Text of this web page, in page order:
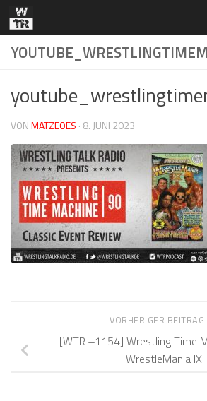
Zum Inhalt springen
VONMATZEOES · 8. JUNI 2023
VORHERIGER BEITRAG
[WTR #1154] Wrestling Time
WrestleMania IX